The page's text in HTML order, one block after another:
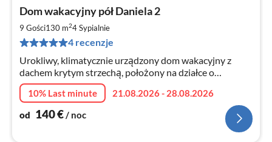
Dom wakacyjny pół Daniela 2
9 Gości130 m24Sypialnie
4 recenzje
Urokliwy, klimatycznie urządzony dom wakacyjny z
dachem krytym strzechą, położony na działce o
powierzchni 1500 m², z niezakłóconym widokiem na łąki,
100 m od portu i 1,2 km od plaży, na spokojnym obrzeżu
miejscowości.
10% Last minute
21.08.2026 - 28.08.2026
od 140€/ noc